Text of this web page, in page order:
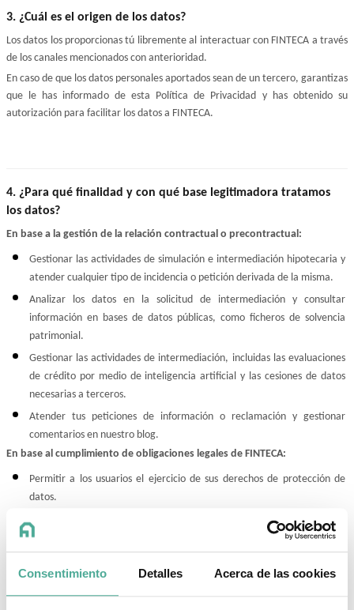
Consentimiento Detalles Acerca de las cookies
3. ¿Cuál es el origen de los datos?
Los datos los proporcionas tú libremente al interactuar con FINTECA a través
de los canales mencionados con anterioridad.
En caso de que los datos personales aportados sean de un tercero, garantizas
que le has informado de esta Política de Privacidad y has obtenido su
autorización para facilitar los datos a FINTECA.
4. ¿Para qué finalidad y con qué base legitimadora tratamos
los datos?
En base a la gestión de la relación contractual o precontractual:
Gestionar las actividades de simulación e intermediación hipotecaria y
atender cualquier tipo de incidencia o petición derivada de la misma.
Analizar los datos en la solicitud de intermediación y consultar
información en bases de datos públicas, como ficheros de solvencia
patrimonial.
Gestionar las actividades de intermediación, incluidas las evaluaciones
de crédito por medio de inteligencia artificial y las cesiones de datos
necesarias a terceros.
Atender tus peticiones de información o reclamación y gestionar
comentarios en nuestro blog.
En base al cumplimiento de obligaciones legales de FINTECA:
Permitir a los usuarios el ejercicio de sus derechos de protección de
datos.
Cumplir con la normativa aplicable a FINTECA.
En base al consentimiento explícito, libre e inequívoco:
Realizar labores de segmentación y obtención de perfiles según tus